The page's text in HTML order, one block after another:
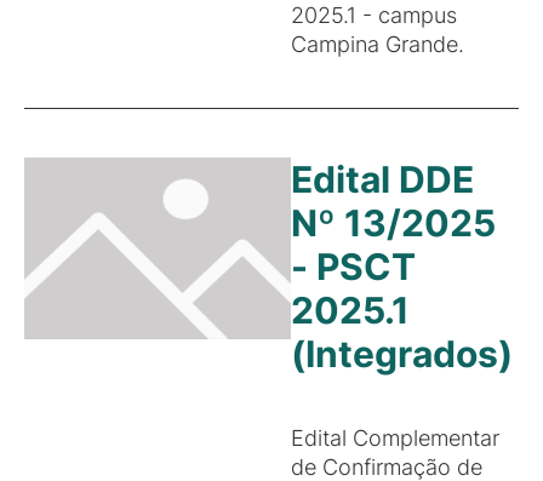
2025.1 - campus
Campina Grande.
Edital DDE
Nº 13/2025
- PSCT
2025.1
(Integrados)
Edital Complementar
de Confirmação de